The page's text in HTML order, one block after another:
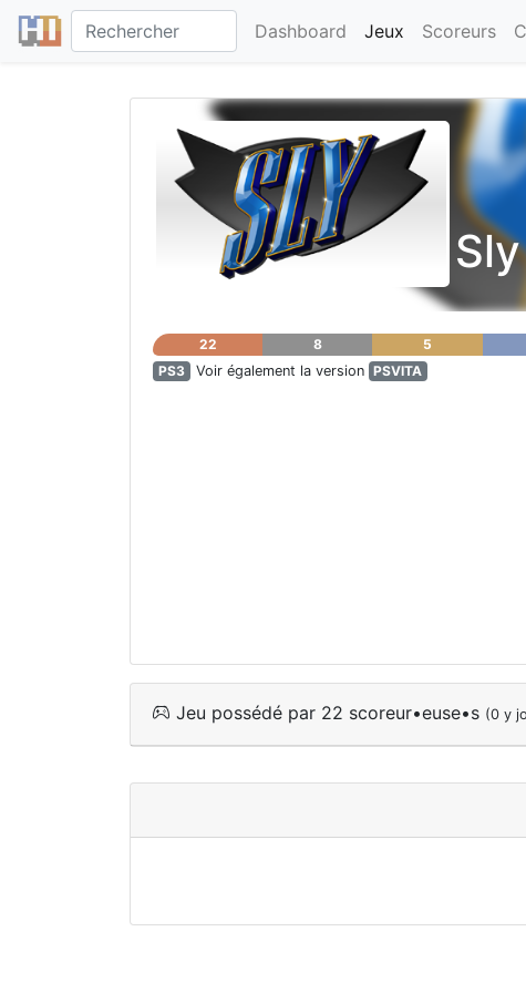
Dashboard Jeux Scoreurs
22 8 5
PS3
Voir également la version PSVITA
Jeu possédé par 22 scoreur•euse•s (0 y